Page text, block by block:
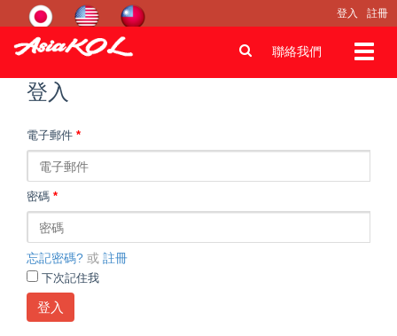
登入 註冊
聯絡我們
登入
電子郵件 *
密碼 *
忘記密碼? 或 註冊
下次記住我
登入